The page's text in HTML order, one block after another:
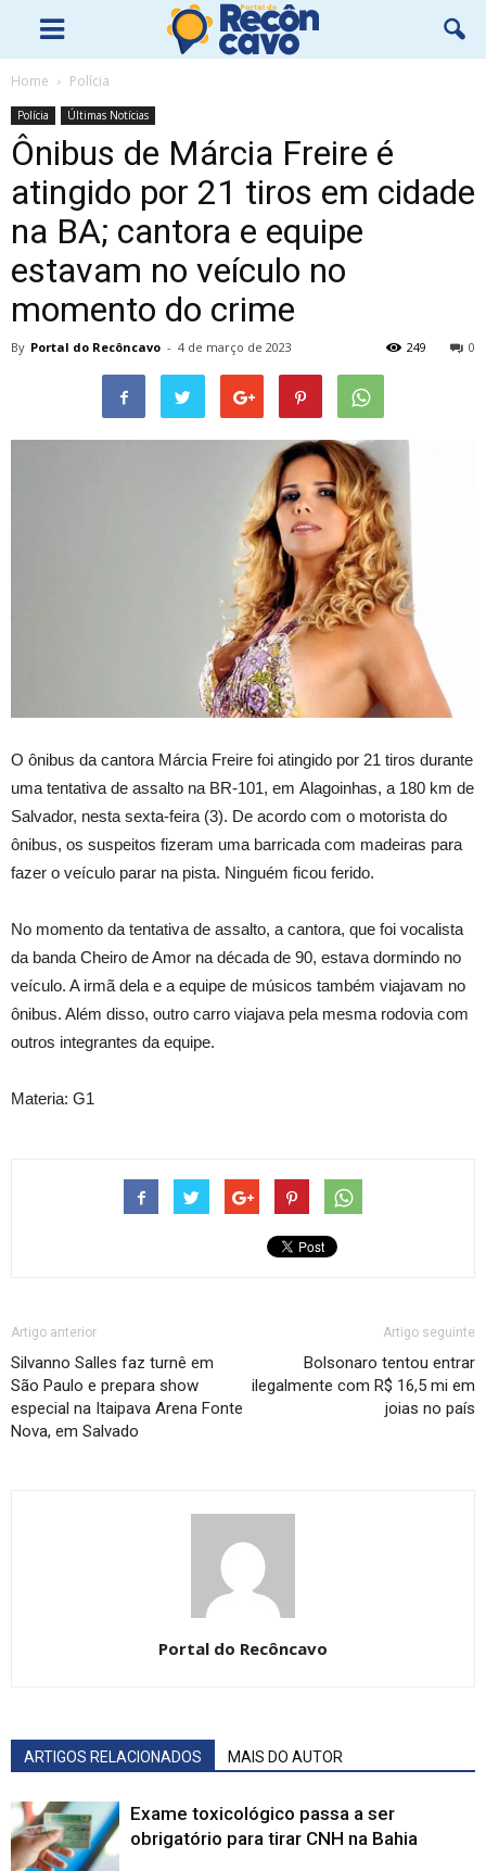
Home Polícia
Polícia Últimas Notícias
Ônibus de Márcia Freire é
atingido por 21 tiros em cidade
na BA; cantora e equipe
estavam no veículo no
momento do crime
By Portal do Recôncavo - 4 de março de 2023 0
249
O ônibus da cantora Márcia Freire foi atingido por 21 tiros durante
uma tentativa de assalto na BR-101, em Alagoinhas, a 180 km de
Salvador, nesta sexta-feira (3). De acordo com o motorista do
ônibus, os suspeitos fizeram uma barricada com madeiras para
fazer o veículo parar na pista. Ninguém ficou ferido.
No momento da tentativa de assalto, a cantora, que foi vocalista
da banda Cheiro de Amor na década de 90, estava dormindo no
veículo. A irmã dela e a equipe de músicos também viajavam no
ônibus. Além disso, outro carro viajava pela mesma rodovia com
outros integrantes da equipe.
Materia: G1
Artigo anterior
Silvanno Salles faz turnê em
São Paulo e prepara show
especial na Itaipava Arena Fonte
Nova, em Salvado
Artigo seguinte
Bolsonaro tentou entrar
ilegalmente com R$ 16,5 mi em
joias no país
Portal do Recôncavo
ARTIGOS RELACIONADOS MAIS DO AUTOR
Exame toxicológico passa a ser
obrigatório para tirar CNH na Bahia